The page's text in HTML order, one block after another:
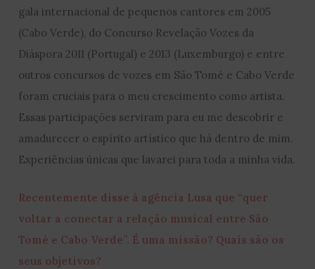
gala internacional de pequenos cantores em 2005
(Cabo Verde), do Concurso Revelação Vozes da
Diáspora 2011 (Portugal) e 2013 (Luxemburgo) e entre
outros concursos de vozes em São Tomé e Cabo Verde
foram cruciais para o meu crescimento como artista.
Essas participações serviram para eu me descobrir e
amadurecer o espírito artístico que há dentro de mim.
Experiências únicas que lavarei para toda a minha vida.
Recentemente disse à agência Lusa que “quer
voltar a conectar a relação musical entre São
Tomé e Cabo Verde”. É uma missão? Quais são os
seus objetivos?